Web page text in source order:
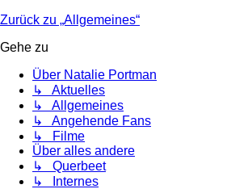
Zurück zu „Allgemeines“
Gehe zu
Über Natalie Portman
↳ Aktuelles
↳ Allgemeines
↳ Angehende Fans
↳ Filme
Über alles andere
↳ Querbeet
↳ Internes